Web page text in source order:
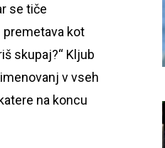
se tiče
premetava kot
skupaj?“ Kljub
v vseh
na koncu